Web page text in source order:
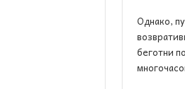
Однако,
беготни